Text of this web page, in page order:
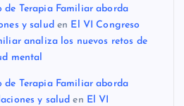
de Terapia Familiar aborda
y salud en El VI Congreso
analiza los nuevos retos de
mental
de Terapia Familiar aborda
y salud en El VI